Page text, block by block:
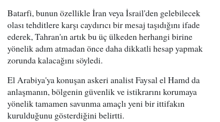
Batarfi, bunun özellikle İran veya İsrail'den gelebilecek
olası tehditlere karşı caydırıcı bir mesaj taşıdığını ifade
ederek, Tahran'ın artık bu üç ülkeden herhangi birine
yönelik adım atmadan önce daha dikkatli hesap yapmak
zorunda kalacağını söyledi.
El Arabiya'ya konuşan askeri analist Faysal el Hamd da
anlaşmanın, bölgenin güvenlik ve istikrarını korumaya
yönelik tamamen savunma amaçlı yeni bir ittifakın
kurulduğunu gösterdiğini belirtti.